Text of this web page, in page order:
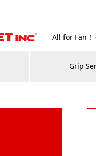
All for Fan！
Grip